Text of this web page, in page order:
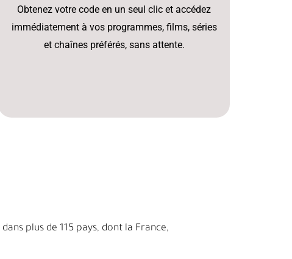
Obtenez votre code en un seul clic et accédez
immédiatement à vos programmes, films, séries
et chaînes préférés, sans attente.
plus de 115 pays, dont la France,